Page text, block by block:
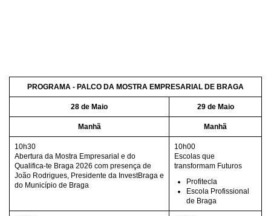
PROGRAMA - PALCO DA MOSTRA EMPRESARIAL DE BRAGA
28 de Maio 29 de Maio
Manhã Manhã
10h30
Abertura da Mostra Empresarial e do
Qualifica-te Braga 2026 com presença de
João Rodrigues, Presidente da InvestBraga e
do Município de Braga
10h00
Escolas que
transformam Futuros
Profitecla
Escola Profissional
de Braga